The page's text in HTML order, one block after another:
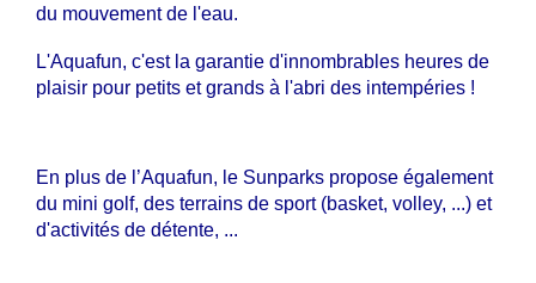
du mouvement de l'eau.
L'Aquafun, c'est la garantie d'innombrables heures de
plaisir pour petits et grands à l'abri des intempéries !
En plus de l’Aquafun, le Sunparks propose également
du mini golf, des terrains de sport(basket, volley, ...) et
d'activités de détente, ...